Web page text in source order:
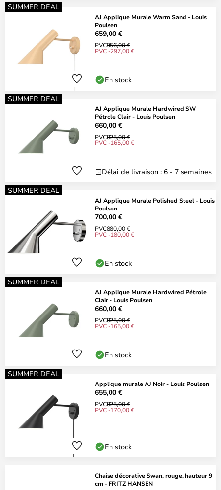
SUMMER DEAL
AJ Applique Murale Warm Sand - Louis
Poulsen
659,00 €
PVC956,00 €
PVC -297,00 €
En stock
SUMMER DEAL
AJ Applique Murale Hardwired SW
Pétrole Clair - Louis Poulsen
660,00 €
PVC825,00 €
PVC -165,00 €
Délai de livraison : 6 - 7 semaines
SUMMER DEAL
AJ Applique Murale Polished Steel - Louis
Poulsen
700,00 €
PVC880,00 €
PVC -180,00 €
En stock
SUMMER DEAL
AJ Applique Murale Hardwired Pétrole
Clair - Louis Poulsen
660,00 €
PVC825,00 €
PVC -165,00 €
En stock
SUMMER DEAL
Applique murale AJ Noir - Louis Poulsen
655,00 €
PVC825,00 €
PVC -170,00 €
En stock
Chaise décorative Swan, rouge, hauteur 9
cm - FRITZ HANSEN